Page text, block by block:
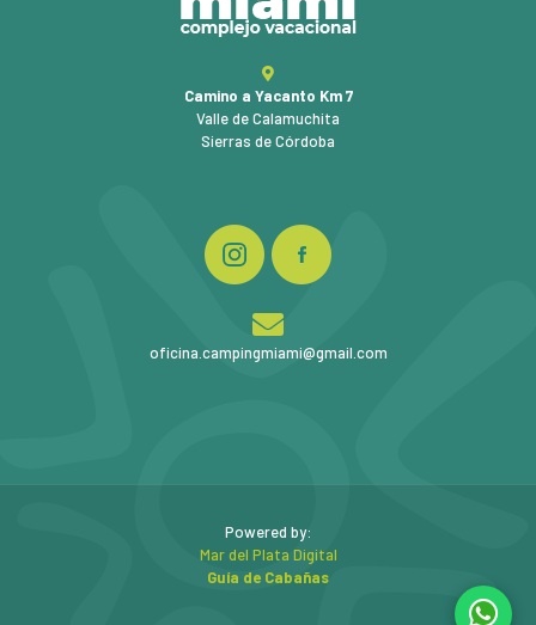
Camino a Yacanto Km 7
Valle de Calamuchita
Sierras de Córdoba
oficina.campingmiami@gmail.com
Powered by:
Mar del Plata Digital
Guía de Cabañas